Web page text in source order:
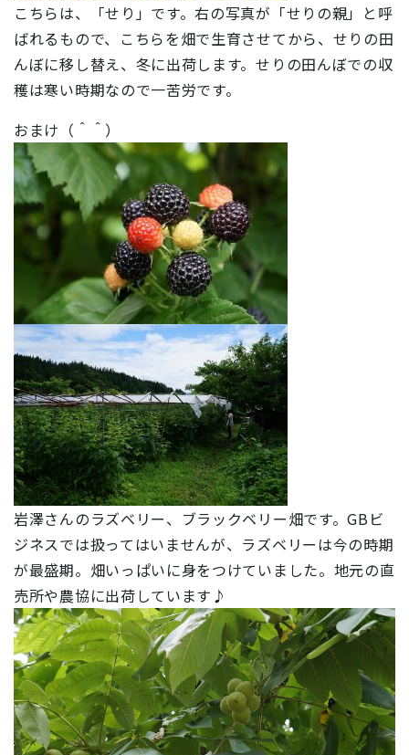
こちらは、「せり」です。右の写真が「せりの親」と呼
ばれるもので、こちらを畑で生育させてから、せりの田
んぼに移し替え、冬に出荷します。せりの田んぼでの収
穫は寒い時期なので一苦労です。
おまけ（＾＾）
岩澤さんのラズベリー、ブラックベリー畑です。GBビ
ジネスでは扱ってはいませんが、ラズベリーは今の時期
が最盛期。畑いっぱいに身をつけていました。地元の直
売所や農協に出荷しています♪